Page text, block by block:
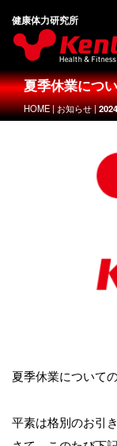
健康体力研究所
夏季休業につ
HOME|お知らせ|
夏季休業について
平素は格別のお引